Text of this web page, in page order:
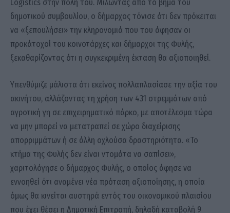
Logistics στην πόλη του. Μιλώντας από το βήμα του
δημοτικού συμβουλίου, ο δήμαρχος τόνισε ότι δεν πρόκειται
να «ξεπουλήσει» την κληρονομιά που του άφησαν οι
προκάτοχοί του κοινοτάρχες και δήμαρχοι της Φυλής,
ξεκαθαρίζοντας ότι η συγκεκριμένη έκταση θα αξιοποιηθεί.
Υπενθύμιζε μάλιστα ότι εκείνος πολλαπλασίασε την αξία του
ακινήτου, αλλάζοντας τη χρήση των 431 στρεμμάτων από
αγροτική γη σε επιχειρηματικό πάρκο, με αποτέλεσμα τώρα
να μην μπορεί να μετατραπεί σε χώρο διαχείρισης
απορριμμάτων ή σε άλλη οχλούσα δραστηριότητα. «Το
κτήμα της Φυλής δεν είναι ντομάτα να σαπίσει»,
χαριτολόγησε ο δήμαρχος Φυλής, ο οποίος άφησε να
εννοηθεί ότι αναμένει νέα πρόταση αξιοποίησης, η οποία
όμως θα κινείται αυστηρά εντός του οικονομικού πλαισίου
που έχει θέσει η Δημοτική Επιτροπή, δηλαδή καταβολή 9